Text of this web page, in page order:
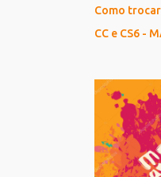
Como
CC e CS6 -